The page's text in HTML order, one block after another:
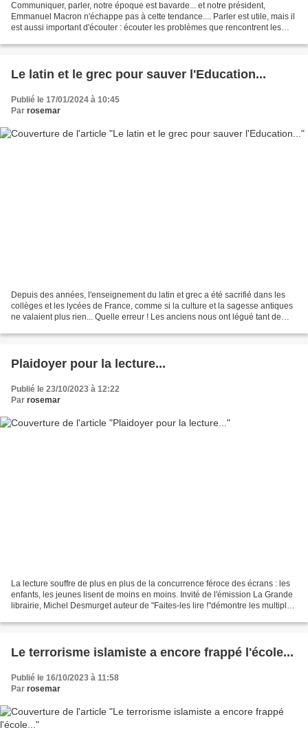
Communiquer, parler, notre époque est bavarde... et notre président,
Emmanuel Macron n'échappe pas à cette tendance.... Parler est utile, mais il
est aussi important d'écouter : écouter les problèmes que rencontrent les
Le latin et le grec pour sauver l'Education...
Publié le 17/01/2024 à 10:45
Par rosemar
Depuis des années, l'enseignement du latin et grec a été sacrifié dans les
collèges et les lycées de France, comme si la culture et la sagesse antiques
ne valaient plus rien... Quelle erreur ! Les anciens nous ont légué tant de
Plaidoyer pour la lecture...
Publié le 23/10/2023 à 12:22
Par rosemar
La lecture souffre de plus en plus de la concurrence féroce des écrans : les
enfants, les jeunes lisent de moins en moins. Invité de l'émission La Grande
librairie, Michel Desmurget auteur de "Faites-les lire !"démontre les multiples
Le terrorisme islamiste a encore frappé l'école...
Publié le 16/10/2023 à 11:58
Par rosemar